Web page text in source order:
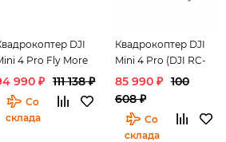
DJI
4 Pro Fly More
Plus (DJI RC
990 ₽ 111 138 ₽
Со
склада
Квадрокоптер DJI
Mini 4 Pro (DJI RC-
N2)
85 990 ₽ 100
608 ₽
Со
склада